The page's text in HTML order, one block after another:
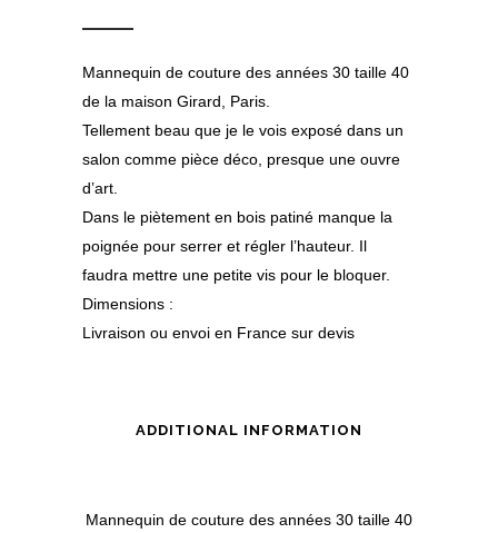
Mannequin de couture des années 30 taille 40
de la maison Girard, Paris.
Tellement beau que je le vois exposé dans un
salon comme pièce déco, presque une ouvre
d’art.
Dans le piètement en bois patiné manque la
poignée pour serrer et régler l’hauteur. Il
faudra mettre une petite vis pour le bloquer.
Dimensions :
Livraison ou envoi en France sur devis
ADDITIONAL INFORMATION
Mannequin de couture des années 30 taille 40